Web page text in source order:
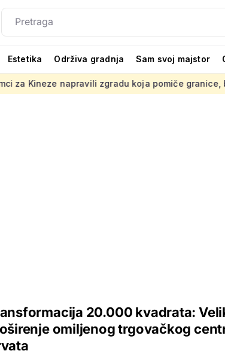
Estetika Održiva gradnja Sam svoj majstor
zgradu koja pomiče granice, boje i oblici
20.000 kvadrata:
omiljenog trgovačkog